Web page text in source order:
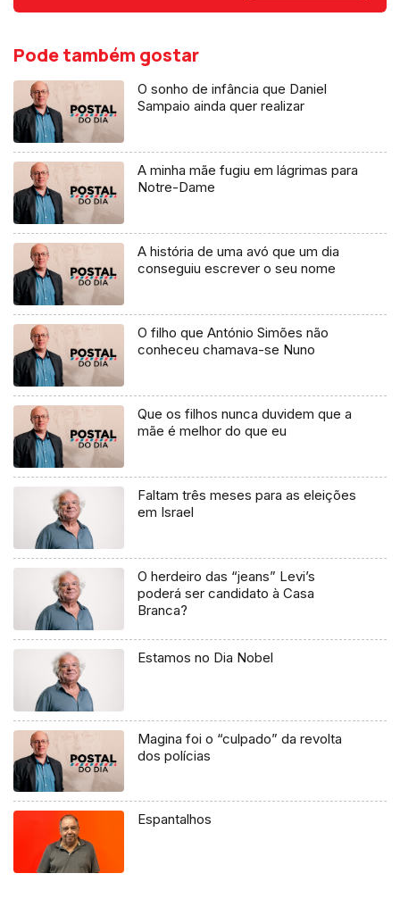
Pode também gostar
O sonho de infância que Daniel
Sampaio ainda quer realizar
A minha mãe fugiu em lágrimas para
Notre-Dame
A história de uma avó que um dia
conseguiu escrever o seu nome
O filho que António Simões não
conheceu chamava-se Nuno
Que os filhos nunca duvidem que a
mãe é melhor do que eu
Faltam três meses para as eleições
em Israel
O herdeiro das “jeans” Levi’s
poderá ser candidato à Casa
Branca?
Estamos no Dia Nobel
Magina foi o “culpado” da revolta
dos polícias
Espantalhos